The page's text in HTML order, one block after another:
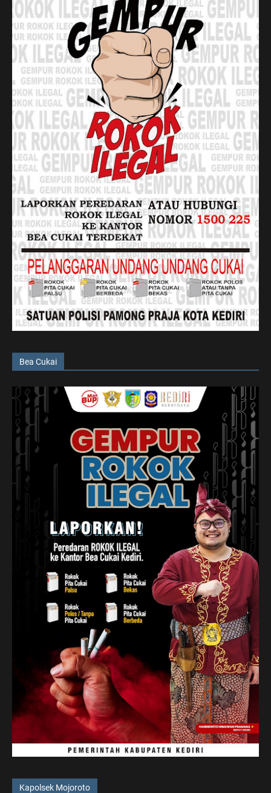
Bea Cukai
Kapolsek Mojoroto